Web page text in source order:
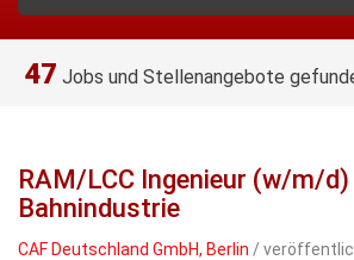
47 Jobs und Stellenangebote
RAM/LCC Ingenieur (w/m/d)
Bahnindustrie
CAF Deutschland GmbH, Berlin /